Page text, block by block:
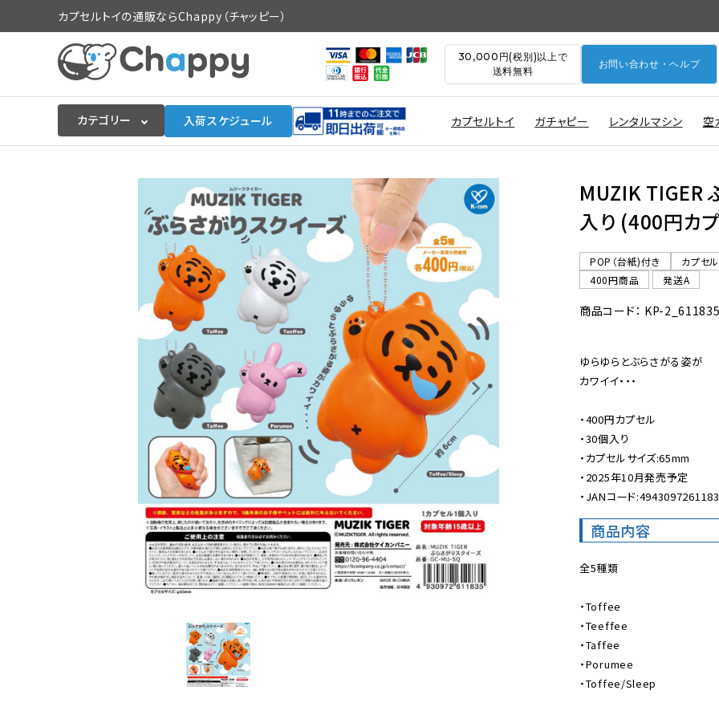
カプセルトイの通販ならChappy（チャッピー）
30,000円(税別)以上で
送料無料
お問い合わせ・ヘルプ
カテゴリー 入荷スケジュール カプセルトイ ガチャピー レンタルマシン 空
入荷スケジュールをチェック
カプセルトイマシン本体
販促用カプセルトイ
よくあるご質問
ご利用ガイド
06-6282-7659
MUZIK TIGER
入り (400円カ
POP（台紙)付き
カプセ
400円商品
発送A
商品コード： KP-
ゆらゆらとぶらさがる姿が
カワイイ・・・
・400円カプセル
・30個入り
・カプセルサイズ:65mm
・2025年10月発売予定
・JANコード
商品内容
全5種類
・Toffee
・Teeffee
・Taffee
・Porumee
・Toffee/Sleep